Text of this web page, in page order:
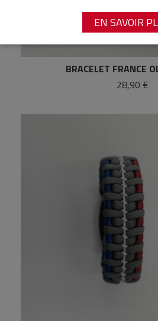
EN SAVOIR
BRACELET FRANCE
28,90 €